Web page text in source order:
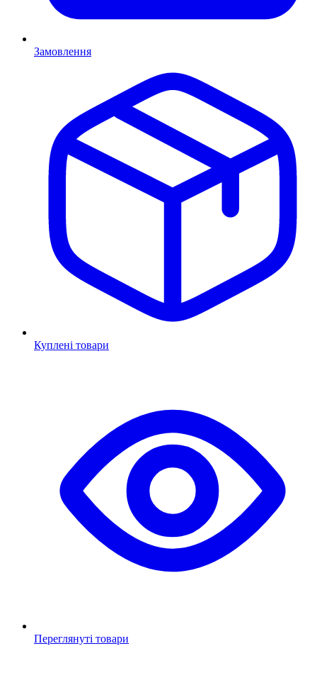
Замовлення
Куплені товари
Переглянуті товари